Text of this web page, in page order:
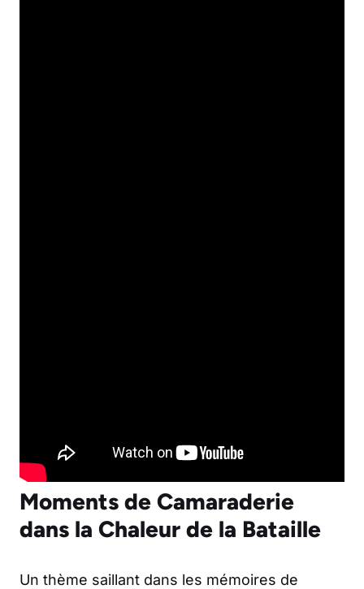
Moments de Camaraderie
dans la Chaleur de la Bataille
Un thème saillant dans les mémoires de